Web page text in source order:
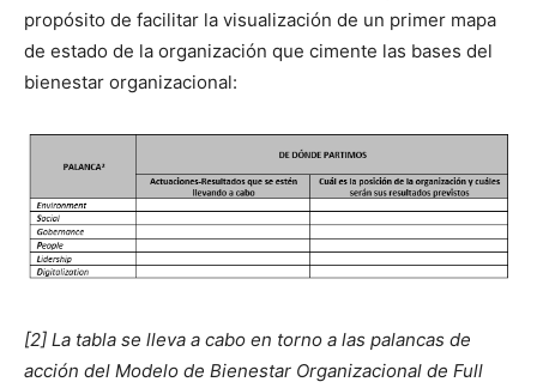
propósi­to de facil­i­tar la visu­al­ización de un primer mapa
de esta­do de la orga­ni­zación que cimente las bases del
bien­es­tar orga­ni­za­cional:
[2] La tabla se lle­va a cabo en torno a las palan­cas de
acción del Mod­e­lo de Bien­es­tar Orga­ni­za­cional de Full